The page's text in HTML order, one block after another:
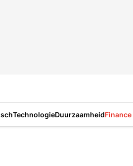
TechnologieDuurzaamheid